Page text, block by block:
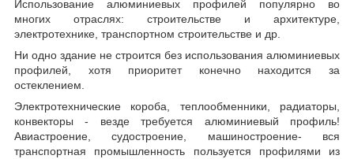
Использование алюминиевых профилей популярно во
многих отраслях: строительстве и архитектуре,
электротехнике, транспортном строительстве и др.
Ни одно здание не строится без использования алюминиевых
профилей, хотя приоритет конечно находится за
остеклением.
Электротехнические короба, теплообменники, радиаторы,
конвекторы - везде требуется алюминиевый профиль!
Авиастроение, судостроение, машиностроение- вся
транспортная промышленность пользуется профилями из